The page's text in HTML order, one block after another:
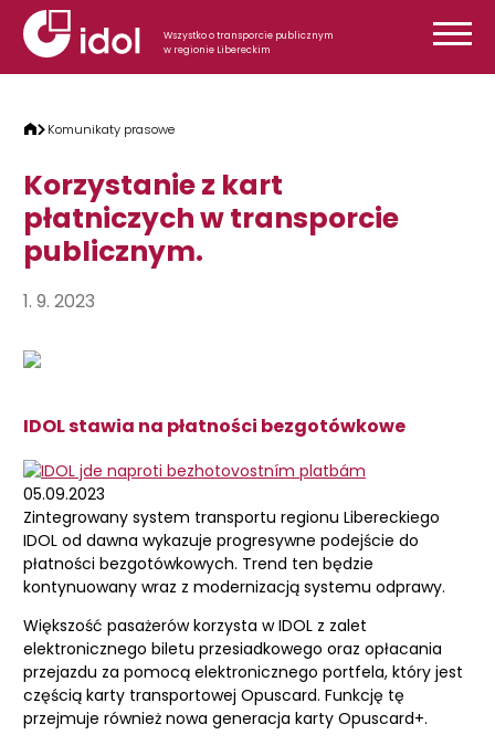
Przejdź do treści
Wszystko o transporcie publicznym
w regionie Libereckim
Komunikaty prasowe
Korzystanie z kart
płatniczych w transporcie
publicznym.
1. 9. 2023
IDOL stawia na płatności bezgotówkowe
05.09.2023
Zintegrowany system transportu regionu Libereckiego
IDOL od dawna wykazuje progresywne podejście do
płatności bezgotówkowych. Trend ten będzie
kontynuowany wraz z modernizacją systemu odprawy.
Większość pasażerów korzysta w IDOL z zalet
elektronicznego biletu przesiadkowego oraz opłacania
przejazdu za pomocą elektronicznego portfela, który jest
częścią karty transportowej Opuscard. Funkcję tę
przejmuje również nowa generacja karty Opuscard+.